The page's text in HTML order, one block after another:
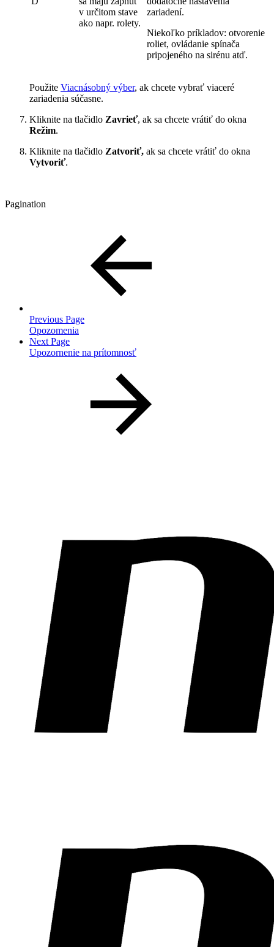
v určitom stave
ako napr. rolety.
zariadení.
Niekoľko príkladov: otvorenie
roliet, ovládanie spínača
pripojeného na sirénu atď.
Použite Viacnásobný výber, ak chcete vybrať viaceré
zariadenia súčasne.
Kliknite na tlačidlo Zavrieť, ak sa chcete vrátiť do okna
Režim.
Kliknite na tlačidlo Zatvoriť, ak sa chcete vrátiť do okna
Vytvoriť.
Pagination
Previous Page
Opozomenia
Next Page
Upozornenie na prítomnosť